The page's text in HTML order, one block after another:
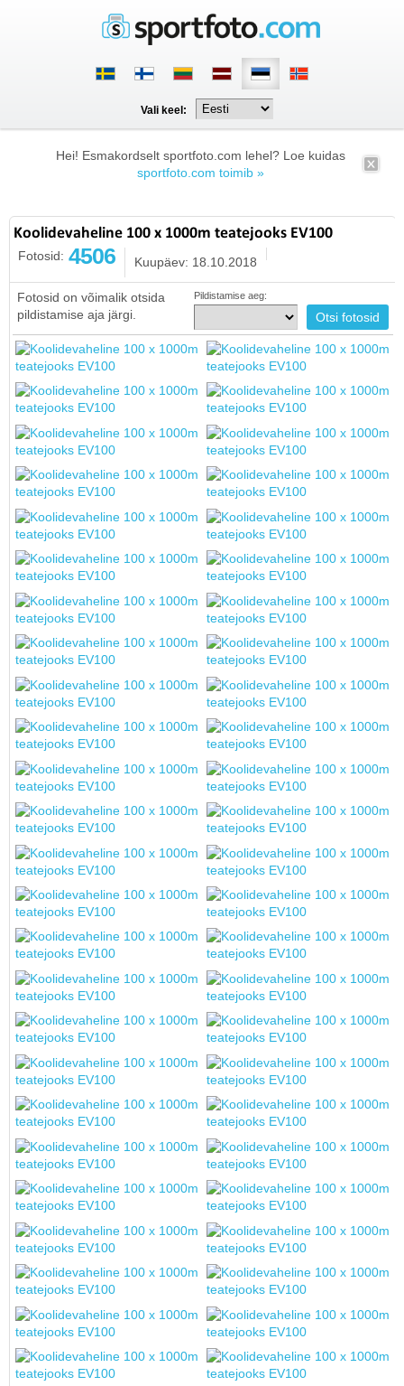
Vali keel:
Hei! Esmakordselt sportfoto.com lehel? Loe kuidas
sportfoto.com toimib »
Koolidevaheline 100 x 1000m teatejooks EV100
Fotosid: 4506 Kuupäev: 18.10.2018
Fotosid on võimalik otsida
pildistamise aja järgi.
Pildistamise aeg: